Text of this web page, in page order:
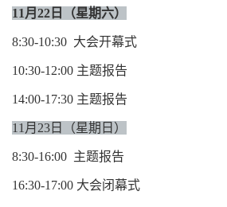
11月22日（星期六）
8:30-10:30 大会开幕式
10:30-12:00 主题报告
14:00-17:30 主题报告
11月23日（星期日）
8:30-16:00 主题报告
16:30-17:00 大会闭幕式